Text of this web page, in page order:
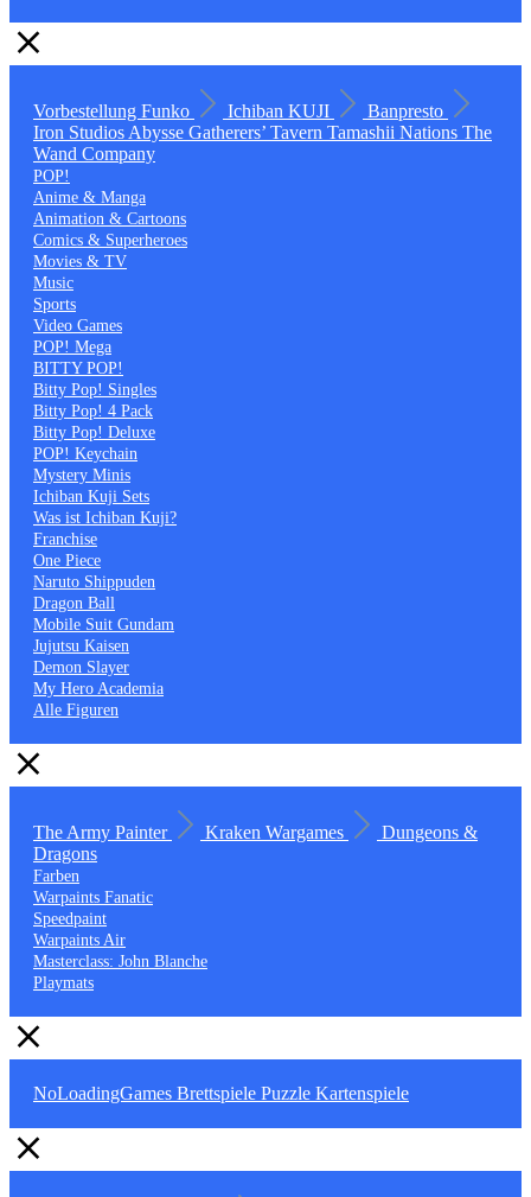
Vorbestellung Funko Ichiban KUJI
Banpresto
Iron Studios Abysse Gatherers’ Tavern Tamashii Nations The
Wand Company
POP!
Anime & Manga
Animation & Cartoons
Comics & Superheroes
Movies & TV
Music
Sports
Video Games
POP! Mega
BITTY POP!
Bitty Pop! Singles
Bitty Pop! 4 Pack
Bitty Pop! Deluxe
POP! Keychain
Mystery Minis
Ichiban Kuji Sets
Was ist Ichiban Kuji?
Franchise
One Piece
Naruto Shippuden
Dragon Ball
Mobile Suit Gundam
Jujutsu Kaisen
Demon Slayer
My Hero Academia
Alle Figuren
The Army Painter Kraken Wargames
Dungeons &
Dragons
Farben
Warpaints Fanatic
Speedpaint
Warpaints Air
Masterclass: John Blanche
Playmats
NoLoadingGames Brettspiele Puzzle Kartenspiele